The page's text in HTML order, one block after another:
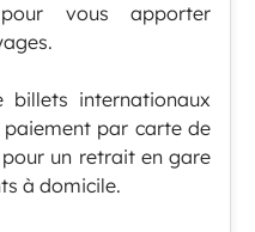
pour vous apporter
billets internationaux
par carte de
un retrait en gare
à domicile.